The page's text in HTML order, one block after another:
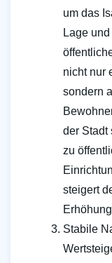
um das
Lage
nicht nur
sondern
der Stadt
zu
steigert
Stabile